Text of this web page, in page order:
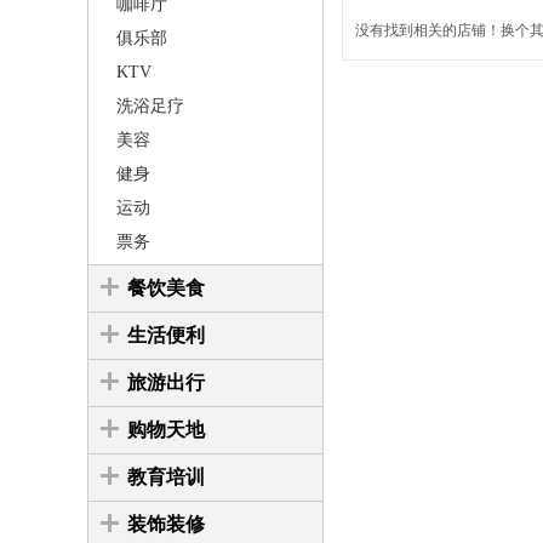
咖啡厅
俱乐部
KTV
洗浴足疗
美容
健身
运动
票务
餐饮美食
生活便利
旅游出行
购物天地
教育培训
装饰装修
没有找到相关的店铺！换个